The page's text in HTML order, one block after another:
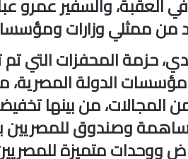
من ممثلي وزارات
حزمة المحفزات التي تم
ومؤسسات الدولة المصرية،
من بينها
وصندوق للمصريين
ووحدات متميزة